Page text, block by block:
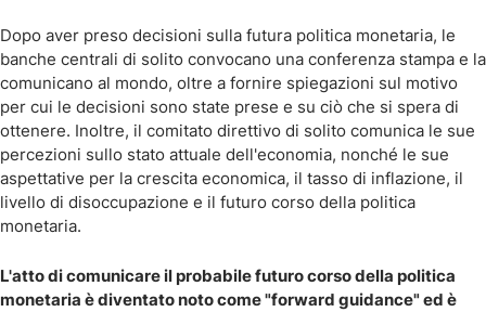
Dopo aver preso decisioni sulla futura politica monetaria, le
banche centrali di solito convocano una conferenza stampa e la
comunicano al mondo, oltre a fornire spiegazioni sul motivo
per cui le decisioni sono state prese e su ciò che si spera di
ottenere. Inoltre, il comitato direttivo di solito comunica le sue
percezioni sullo stato attuale dell'economia, nonché le sue
aspettative per la crescita economica, il tasso di inflazione, il
livello di disoccupazione e il futuro corso della politica
monetaria.
L'atto di comunicare il probabile futuro corso della politica
monetaria è diventato noto come "forward guidance" ed è